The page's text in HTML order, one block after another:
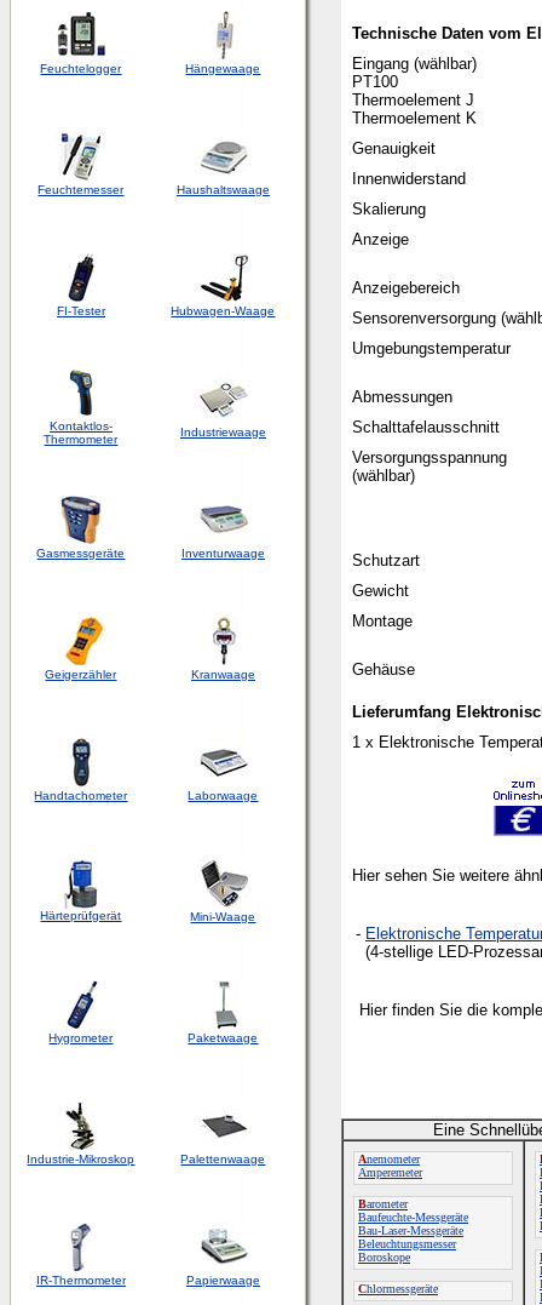
Feuchtelogger Hängewaage
Feuchtemesser Haushaltswaage
FI-Tester Hubwagen-Waage
Kontaktlos-
Thermometer
Industriewaage
Gasmessgeräte Inventurwaage
Geigerzähler Kranwaage
Handtachometer Laborwaage
Härteprüfgerät Mini-Waage
Hygrometer Paketwaage
Industrie-Mikroskop Palettenwaage
IR-Thermometer Papierwaage
Technische Daten vom
Eingang (wählbar)
PT100
Thermoelement J
Thermoelement K
Genauigkeit
Innenwiderstand
Skalierung
Anzeige
Anzeigebereich
Sensorenversorgung
Umgebungstemperatur
Abmessungen
Schalttafelausschnitt
Versorgungsspannung
(wählbar)
Schutzart
Gewicht
Montage
Gehäuse
Lieferumfang
1 x Elektronische
Hier sehen Sie weitere
- Elektronische
(4-stellige LED-
Hier finden Sie die
Eine
Anemometer
Amperemeter
Barometer
Baufeuchte-Messgeräte
Bau-Laser-Messgeräte
Beleuchtungsmesser
Boroskope
Chlormessgeräte